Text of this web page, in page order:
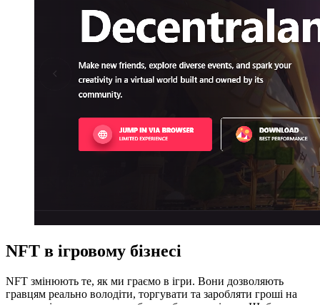
NFT в ігровому бізнесі
NFT змінюють те, як ми граємо в ігри. Вони дозволяють
гравцям реально володіти, торгувати та заробляти гроші на